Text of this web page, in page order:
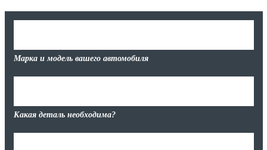
Марка и модель вашего автомобиля
Какая деталь необходима?